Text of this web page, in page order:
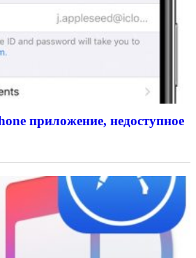
приложение, недоступное